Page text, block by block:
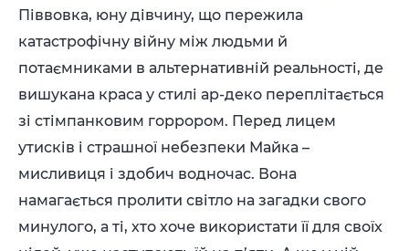
Піввовка, юну дівчину, що пережила
катастрофічну війну між людьми й
потаємниками в альтернативній реальності, де
вишукана краса у стилі ар-деко переплітається
зі стімпанковим горрором. Перед лицем
утисків і страшної небезпеки Майка –
мисливиця і здобич водночас. Вона
намагається пролити світло на загадки свого
минулого, а ті, хто хоче використати її для своїх